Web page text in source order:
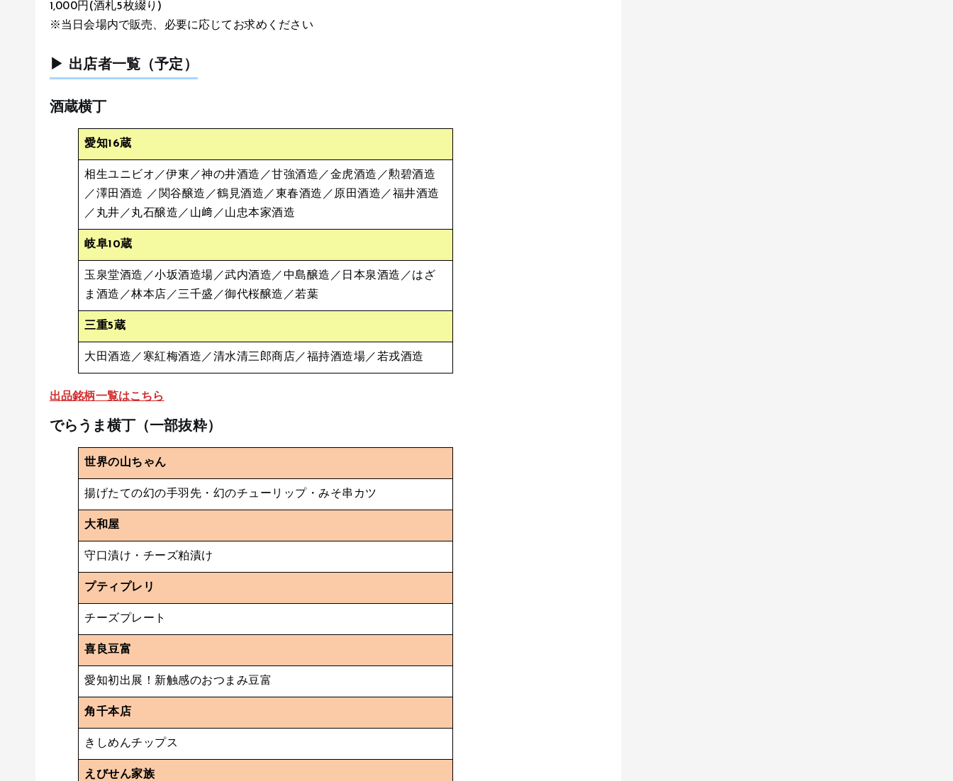
1,000円(酒札5枚綴り)
※当日会場内で販売、必要に応じてお求めください
▶ 出店者一覧（予定）
酒蔵横丁
愛知16蔵
相生ユニビオ／伊東／神の井酒造／甘強酒造／金虎酒造／勲碧酒造
／澤田酒造 ／関谷醸造／鶴見酒造／東春酒造／原田酒造／福井酒造
／丸井／丸石醸造／山﨑／山忠本家酒造
岐阜10蔵
玉泉堂酒造／小坂酒造場／武内酒造／中島醸造／日本泉酒造／はざ
ま酒造／林本店／三千盛／御代桜醸造／若葉
三重5蔵
大田酒造／寒紅梅酒造／清水清三郎商店／福持酒造場／若戎酒造
出品銘柄一覧はこちら
でらうま横丁 （一部抜粋）
世界の山ちゃん
揚げたての幻の手羽先・幻のチューリップ・みそ串カツ
大和屋
守口漬け・チーズ粕漬け
プティプレリ
チーズプレート
喜良豆富
愛知初出展！新触感のおつまみ豆富
角千本店
きしめんチップス
えびせん家族